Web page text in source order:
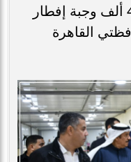
وجمعية حنان الدنيا، لتقديم 45 ألف وجبة إفطار
بمحافظتي القاهرة